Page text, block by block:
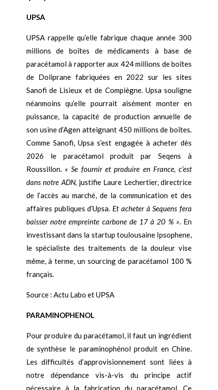
UPSA
UPSA rappelle qu’elle fabrique chaque année 300
millions de boîtes de médicaments à base de
paracétamol à rapporter aux 424 millions de boîtes
de Doliprane fabriquées en 2022 sur les sites
Sanofi de Lisieux et de Compiègne. Upsa souligne
néanmoins qu’elle pourrait aisément monter en
puissance, la capacité de production annuelle de
son usine d’Agen atteignant 450 millions de boîtes.
Comme Sanofi, Upsa s’est engagée à acheter dès
2026 le paracétamol produit par Seqens à
Roussillon. « Se fournir et produire en France, c’est
dans notre ADN, justifie Laure Lechertier, directrice
de l’accès au marché, de la communication et des
affaires publiques d’Upsa. Et acheter à Sequens fera
baisser notre empreinte carbone de 17 à 20 % ». En
investissant dans la startup toulousaine Ipsophene,
le spécialiste des traitements de la douleur vise
même, à terme, un sourcing de paracétamol 100 %
français.
Source : Actu Labo et UPSA
PARAMINOPHENOL
Pour produire du paracétamol, il faut un ingrédient
de synthèse le paraminophénol produit en Chine.
Les difficultés d’approvisionnement sont liées à
notre dépendance vis-à-vis du principe actif